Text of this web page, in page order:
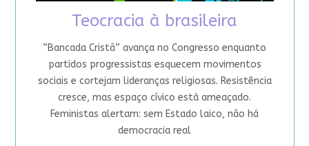
Teocracia à brasileira
“Bancada Cristã” avança no Congresso enquanto
partidos progressistas esquecem movimentos
sociais e cortejam lideranças religiosas. Resistência
cresce, mas espaço cívico está ameaçado.
Feministas alertam: sem Estado laico, não há
democracia real